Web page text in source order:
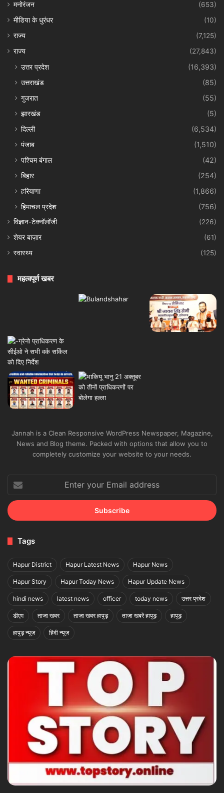
मनोरंजन
(653)
मीडिया के धुरंधर
(10)
राज्य
(7,125)
राज्य
(27,843)
उत्तर प्रदेश
(16,393)
उत्तराखंड
(85)
गुजरात
(55)
झारखंड
(5)
दिल्ली
(6,534)
पंजाब
(1,510)
पश्चिम बंगाल
(42)
बिहार
(254)
हरियाणा
(1,866)
हिमाचल प्रदेश
(756)
विज्ञान-टेक्नॉलॉजी
(226)
शेयर बाज़ार
(61)
स्वास्थ्य
(125)
महत्वपूर्ण खबर
Jannah is a Clean Responsive WordPress Newspaper, Magazine,
News and Blog theme. Packed with options that allow you to
completely customize your website to your needs.
your
Email
address
Tags
Hapur District Hapur Latest News Hapur News
Hapur Story Hapur Today News Hapur Update News
hindi news latest news officer today news उत्तर प्रदेश
डीएम ताजा खबर ताज़ा खबर हापुड़ ताज़ा खबरें हापुड़ हापुड़
हापुड़ न्यूज़ हिंदी न्यूज़